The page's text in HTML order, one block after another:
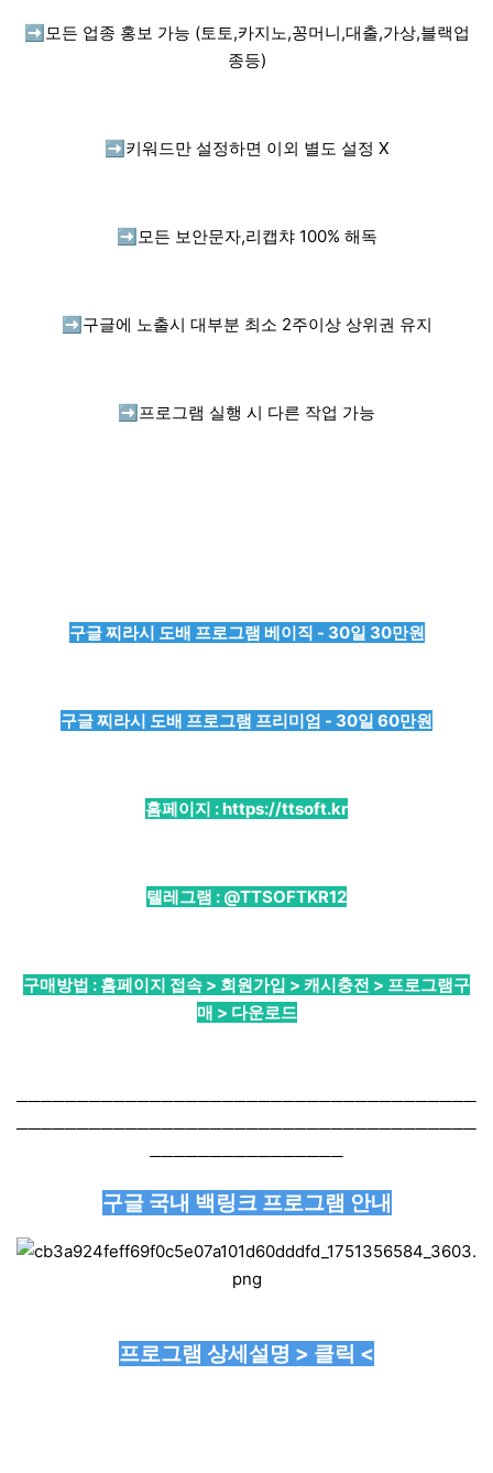
➡️ 모든 업종 홍보 가능 (토토,카지노,꽁머니,대출,가상,블랙업
종등)
➡️ 키워드만 설정하면 이외 별도 설정 X
➡️ 모든 보안문자,리캡챠 100% 해독
➡️ 구글에 노출시 대부분 최소 2주이상 상위권 유지
➡️ 프로그램 실행 시 다른 작업 가능
구글 찌라시 도배 프로그램 베이직 - 30일 30만원
구글 찌라시 도배 프로그램 프리미엄 - 30일 60만원
홈페이지 :https://ttsoft.kr
텔레그램 : @TTSOFTKR12
구매방법 : 홈페이지 접속 > 회원가입 > 캐시충전 > 프로그램구
매 > 다운로드
──────────────────────────────────────
──────────────────────────────────────
────────────────
구글 국내 백링크 프로그램 안내
프로그램 상세설명 > 클릭 <